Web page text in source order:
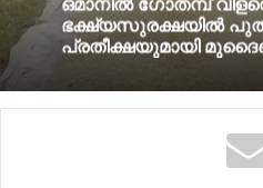
ഒമാനില്‍ മഴയ്ക്ക്
ഗവര്‍ണറേറ്റുകളില്‍